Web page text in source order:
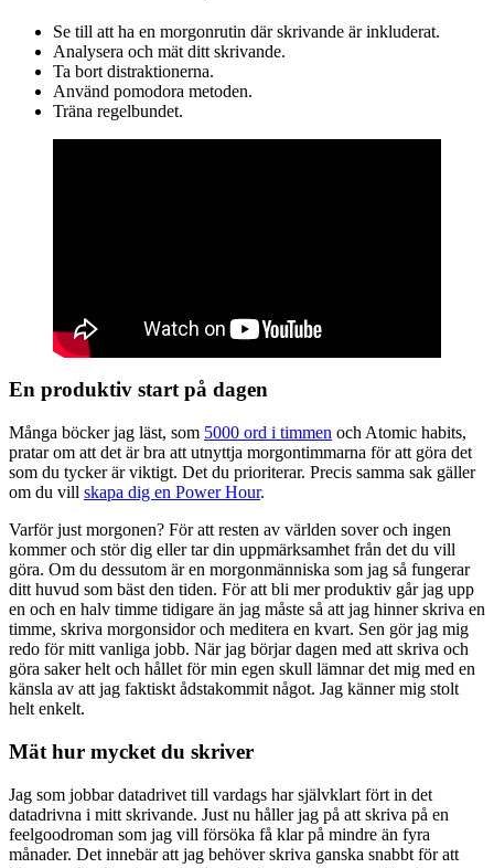
Se till att ha en morgonrutin där skrivande är inkluderat.
Analysera och mät ditt skrivande.
Ta bort distraktionerna.
Använd pomodora metoden.
Träna regelbundet.
En produktiv start på dagen
Många böcker jag läst, som 5000 ord i timmen och Atomic habits,
pratar om att det är bra att utnyttja morgontimmarna för att göra det
som du tycker är viktigt. Det du prioriterar. Precis samma sak gäller
om du vill skapa dig en Power Hour.
Varför just morgonen? För att resten av världen sover och ingen
kommer och stör dig eller tar din uppmärksamhet från det du vill
göra. Om du dessutom är en morgonmänniska som jag så fungerar
ditt huvud som bäst den tiden. För att bli mer produktiv går jag upp
en och en halv timme tidigare än jag måste så att jag hinner skriva en
timme, skriva morgonsidor och meditera en kvart. Sen gör jag mig
redo för mitt vanliga jobb. När jag börjar dagen med att skriva och
göra saker helt och hållet för min egen skull lämnar det mig med en
känsla av att jag faktiskt ådstakommit något. Jag känner mig stolt
helt enkelt.
Mät hur mycket du skriver
Jag som jobbar datadrivet till vardags har självklart fört in det
datadrivna i mitt skrivande. Just nu håller jag på att skriva på en
feelgoodroman som jag vill försöka få klar på mindre än fyra
månader. Det innebär att jag behöver skriva ganska snabbt för att